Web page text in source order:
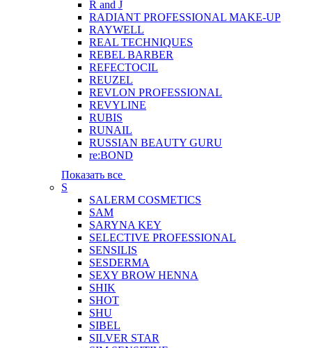
R and J
RADIANT PROFESSIONAL MAKE-UP
RAYWELL
REAL TECHNIQUES
REBEL BARBER
REFECTOCIL
REUZEL
REVLON PROFESSIONAL
REVYLINE
RUBIS
RUNAIL
RUSSIAN BEAUTY GURU
re:BOND
Показать все
S
SALERM COSMETICS
SAM
SARYNA KEY
SELECTIVE PROFESSIONAL
SENSILIS
SESDERMA
SEXY BROW HENNA
SHIK
SHOT
SHU
SIBEL
SILVER STAR